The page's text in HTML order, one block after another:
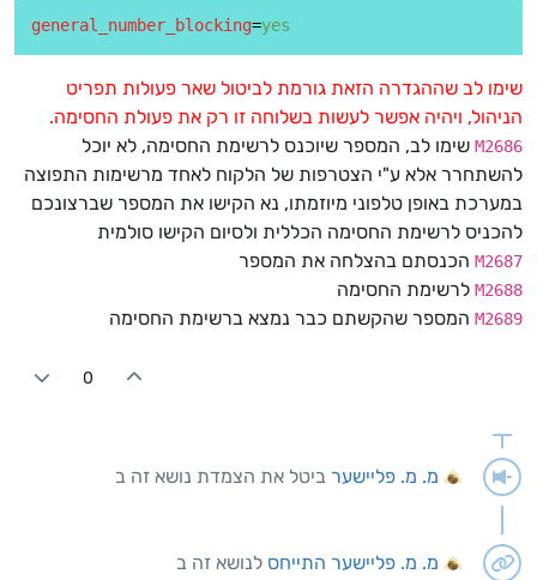
general_number_blocking=yes
שימו לב שההגדרה הזאת גורמת לביטול שאר פעולות תפריט
הניהול, ויהיה אפשר לעשות בשלוחה זו רק את פעולת החסימה.
M2686 שימו לב, המספר שיוכנס לרשימת החסימה, לא יוכל
להשתחרר אלא ע"י הצטרפות של הלקוח לאחד מרשימות התפוצה
במערכת באופן טלפוני מיוזמתו, נא הקישו את המספר שברצונכם
להכניס לרשימת החסימה הכללית ולסיום הקישו סולמית
M2687 הכנסתם בהצלחה את המספר
M2688 לרשימת החסימה
M2689 המספר שהקשתם כבר נמצא ברשימת החסימה
0
מ. מ. פליישער ביטל את הצמדת נושא זה ב
מ. מ. פליישער התייחס לנושא זה ב